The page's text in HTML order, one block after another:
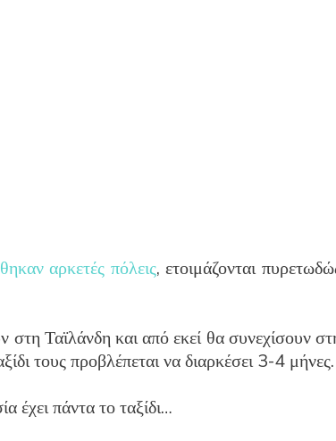
αρκετές πόλεις, ετοιμάζονται
στη Ταϊλάνδη και από εκεί θα συνεχίσουν
τους προβλέπεται να διαρκέσει 3-4 μήνες.
έχει πάντα το ταξίδι…